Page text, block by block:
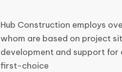
Hub Construction employs
whom are based on project
development and support for
first-choice